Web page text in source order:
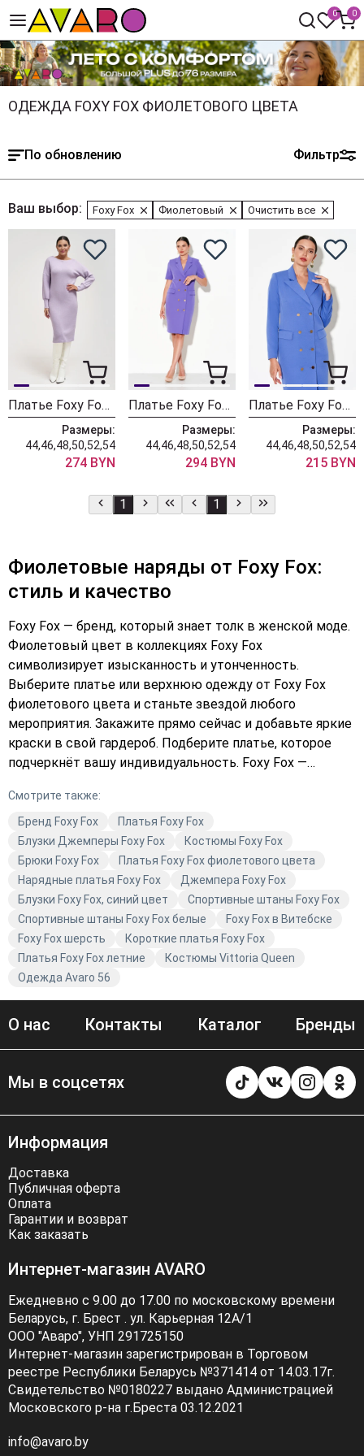
0 0
ОДЕЖДА FOXY FOX ФИОЛЕТОВОГО ЦВЕТА
По обновлению Фильтр
Ваш выбор: Foxy Fox Фиолетовый Очистить все
Платье Foxy Fox 1547 лиловый
Размеры:
44,46,48,50,52,54
274 BYN
Платье Foxy Fox 1470 лиловый
Размеры:
44,46,48,50,52,54
294 BYN
Платье Foxy Fox 1347 лиловый
Размеры:
44,46,48,50,52,54
215 BYN
1 1
Фиолетовые наряды от Foxy Fox:
стиль и качество
Foxy Fox — бренд, который знает толк в женской моде.
Фиолетовый цвет в коллекциях Foxy Fox
символизирует изысканность и утонченность.
Выберите платье или верхнюю одежду от Foxy Fox
фиолетового цвета и станьте звездой любого
мероприятия. Закажите прямо сейчас и добавьте яркие
краски в свой гардероб. Подберите платье, которое
подчеркнёт вашу индивидуальность. Foxy Fox —
женщин. Купите то, что идеально дополнит ваш образ.
Смотрите также:
Бренд Foxy Fox
Платья Foxy Fox
Блузки Джемперы Foxy Fox
Костюмы Foxy Fox
Брюки Foxy Fox
Платья Foxy Fox фиолетового цвета
Нарядные платья Foxy Fox
Джемпера Foxy Fox
Блузки Foxy Fox, синий цвет
Спортивные штаны Foxy Fox
Спортивные штаны Foxy Fox белые
Foxy Fox в Витебске
Foxy Fox шерсть
Короткие платья Foxy Fox
Платья Foxy Fox летние
Костюмы Vittoria Queen
Одежда Avaro 56
О нас Контакты Каталог Бренды
Мы в соцсетях
Информация
Доставка
Публичная оферта
Оплата
Гарантии и возврат
Как заказать
Интернет-магазин AVARO
Ежедневно с 9.00 до 17.00 по московскому времени
Беларусь, г. Брест . ул. Карьерная 12А/1
ООО "Аваро", УНП 291725150
Интернет-магазин зарегистрирован в Торговом
реестре Республики Беларусь №371414 от 14.03.17г.
Свидетельство №0180227 выдано Администрацией
Московского р-на г.Бреста 03.12.2021
info@avaro.by